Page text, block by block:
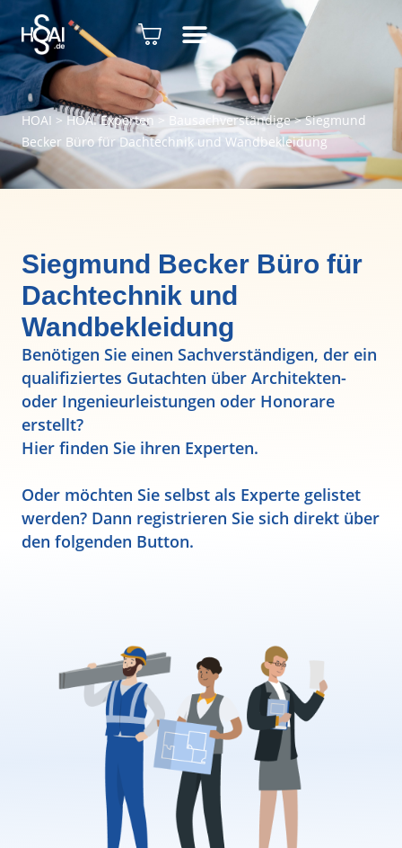
HOAI > HOAI Experten> Bausachverständige>Siegmund
Becker Büro für Dachtechnik und Wandbekleidung
Siegmund Becker Büro für
Dachtechnik und
Wandbekleidung
Benötigen Sie einen Sachverständigen, der ein
qualifiziertes Gutachten über Architekten-
oder Ingenieurleistungen oder Honorare
erstellt?
Hier finden Sie ihren Experten.
Oder möchten Sie selbst als Experte gelistet
werden? Dann registrieren Sie sich direkt über
den folgenden Button.